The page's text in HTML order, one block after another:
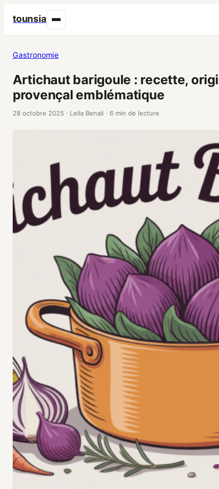
tounsia
Gastronomie
Artichaut barigoule : recette,
provençal emblématique
28 octobre 2025 · Leila Benali · 6 min de lecture